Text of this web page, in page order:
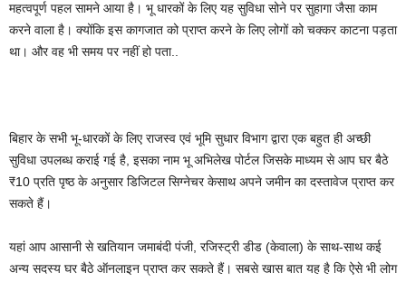
महत्वपूर्ण पहल सामने आया है। भू धारकों के लिए यह सुविधा सोने पर सुहागा जैसा काम
करने वाला है। क्योंकि इस कागजात को प्राप्त करने के लिए लोगों को चक्कर काटना पड़ता
था। और वह भी समय पर नहीं हो पता..
बिहार के सभी भू-धारकों के लिए राजस्व एवं भूमि सुधार विभाग द्वारा एक बहुत ही अच्छी
सुविधा उपलब्ध कराई गई है, इसका नाम भू अभिलेख पोर्टल जिसके माध्यम से आप घर बैठे
₹10 प्रति पृष्ठ के अनुसार डिजिटल सिग्नेचर केसाथ अपने जमीन का दस्तावेज प्राप्त कर
सकते हैं।
यहां आप आसानी से खतियान जमाबंदी पंजी, रजिस्ट्री डीड (केवाला) के साथ-साथ कई
अन्य सदस्य घर बैठे ऑनलाइन प्राप्त कर सकते हैं। सबसे खास बात यह है कि ऐसे भी लोग